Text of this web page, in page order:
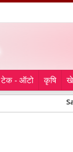
टेक - ऑटो कृषि
Sanitation